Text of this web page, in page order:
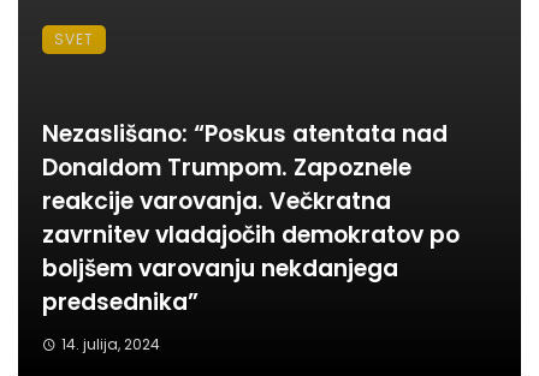
Nezaslišano: “Poskus atentata nad
Donaldom Trumpom. Zapoznele
reakcije varovanja. Večkratna
zavrnitev vladajočih demokratov po
boljšem varovanju nekdanjega
predsednika”
14. julija, 2024
SVET